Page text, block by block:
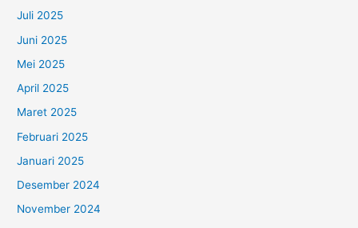
Juli 2025
Juni 2025
Mei 2025
April 2025
Maret 2025
Februari 2025
Januari 2025
Desember 2024
November 2024